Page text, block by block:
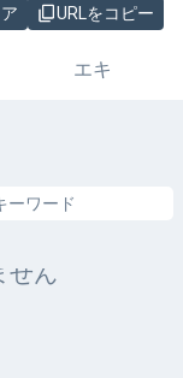
URLをコピー
エキ
せん